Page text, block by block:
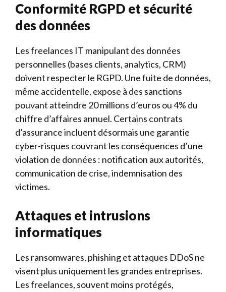
Conformité RGPD et sécurité
des données
Les freelances IT manipulant des données
personnelles (bases clients, analytics, CRM)
doivent respecter le RGPD. Une fuite de données,
même accidentelle, expose à des sanctions
pouvant atteindre 20 millions d’euros ou 4% du
chiffre d’affaires annuel. Certains contrats
d’assurance incluent désormais une garantie
cyber-risques couvrant les conséquences d’une
violation de données : notification aux autorités,
communication de crise, indemnisation des
victimes.
Attaques et intrusions
informatiques
Les ransomwares, phishing et attaques DDoS ne
visent plus uniquement les grandes entreprises.
Les freelances, souvent moins protégés,